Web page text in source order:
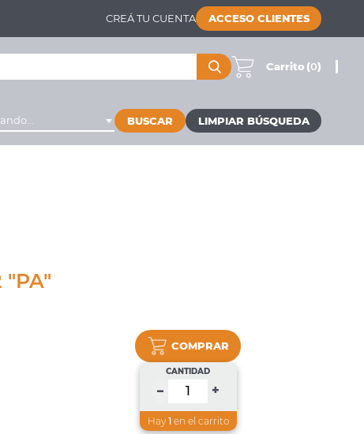
CREÁ TU CUENTA ACCESO CLIENTES
Carrito (0)
BUSCAR
"PA"
COMPRAR
CANTIDAD
– +
Hay 1en el carrito